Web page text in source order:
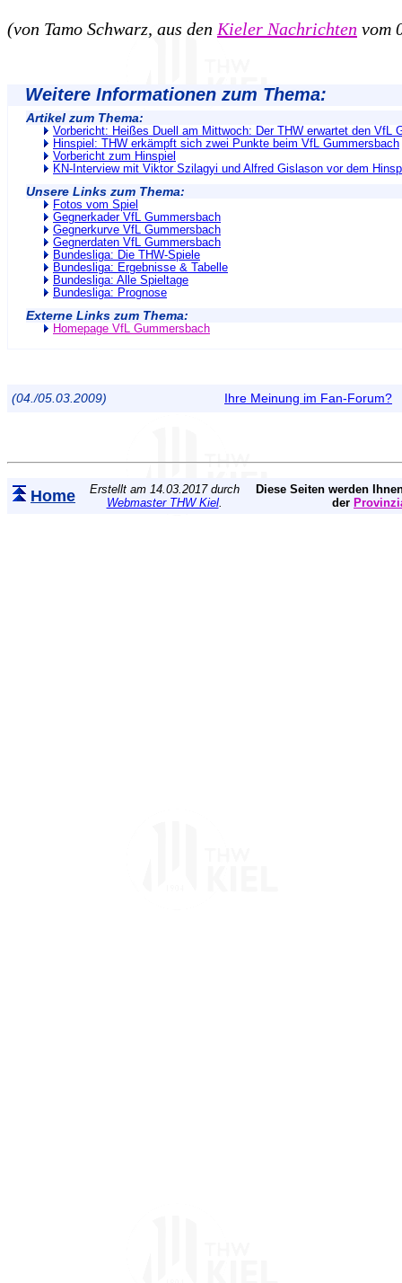
(von Tamo Schwarz, aus den Kieler Nachrichten vom
Weitere Informationen zum Thema:
Artikel zum Thema:
Vorbericht: Heißes Duell am Mittwoch: Der THW erwartet den VfL
Hinspiel: THW erkämpft sich zwei Punkte beim VfL Gummersbach
Vorbericht zum Hinspiel
KN-Interview mit Viktor Szilagyi und Alfred Gislason vor dem
Unsere Links zum Thema:
Fotos vom Spiel
Gegnerkader VfL Gummersbach
Gegnerkurve VfL Gummersbach
Gegnerdaten VfL Gummersbach
Bundesliga: Die THW-Spiele
Bundesliga: Ergebnisse & Tabelle
Bundesliga: Alle Spieltage
Bundesliga: Prognose
Externe Links zum Thema:
Homepage VfL Gummersbach
(04./05.03.2009) Ihre Meinung im Fan-Forum?
Home
Erstellt am 14.03.2017 durch
Webmaster THW Kiel.
Diese Seiten werden
der